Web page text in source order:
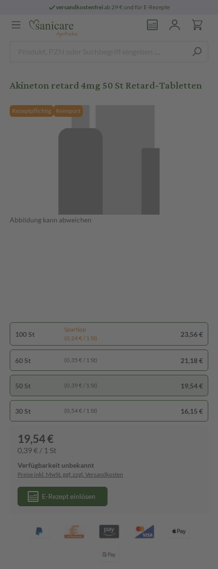
versandkostenfreiab 29 € und für E-Rezepte
Akineton retard 4mg 50 St Retard-Tabletten
Rezeptpflichtig Reimport
Abbildung kann abweichen
100 St
Spartipp
(0,24 € / 1 St)
23,56 €
60 St (0,35 € / 1 St) 21,18 €
50 St (0,39 € / 1 St) 19,54 €
30 St (0,54 € / 1 St) 16,15 €
19,54 €
0,39 € / 1 St
Verfügbarkeit unbekannt
Preise inkl. MwSt. ggf. zzgl. Versandkosten
E-Rezept einlösen